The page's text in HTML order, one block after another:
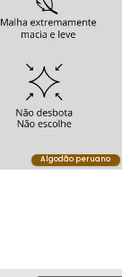
Algodão peruano